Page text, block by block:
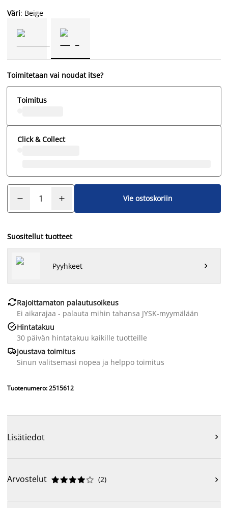
Väri: Beige
Toimitetaan vai noudat itse?
Toimitus
Click & Collect
Vie ostoskoriin
Suositellut tuotteet
Pyyhkeet 
Rajoittamaton palautusoikeus
Ei aikarajaa - palauta mihin tahansa JYSK-myymälään
Hintatakuu
30 päivän hintatakuu kaikille tuotteille
Joustava toimitus
Sinun valitsemasi nopea ja helppo toimitus
Tuotenumero: 2515612
Lisätiedot 
Arvostelut 




 (2) 